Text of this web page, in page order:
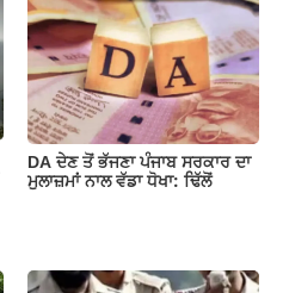
DA ਦੇਣ‌ ਤੋਂ ਭੱਜਣਾ ਪੰਜਾਬ ਸਰਕਾਰ ਦਾ
ਮੁਲਾਜ਼ਮਾਂ ਨਾਲ ਵੱਡਾ ਧੋਖਾ: ਢਿੱਲੋਂ